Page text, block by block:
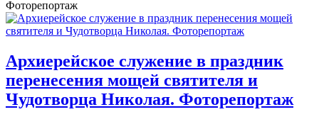
Фоторепортаж
Архиерейское служение в праздник
перенесения мощей святителя и
Чудотворца Николая. Фоторепортаж